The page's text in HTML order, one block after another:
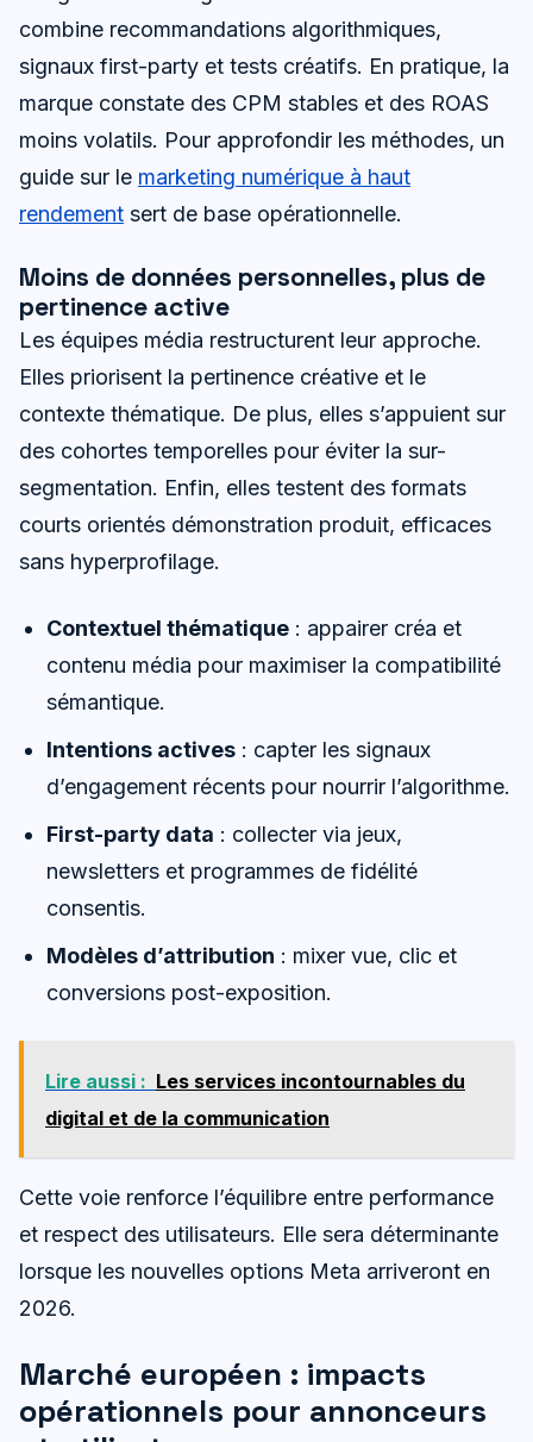
combine recommandations algorithmiques,
signaux first-party et tests créatifs. En pratique, la
marque constate des CPM stables et des ROAS
moins volatils. Pour approfondir les méthodes, un
guide sur le marketing numérique à haut
rendement sert de base opérationnelle.
Moins de données personnelles, plus de
pertinence active
Les équipes média restructurent leur approche.
Elles priorisent la pertinence créative et le
contexte thématique. De plus, elles s’appuient sur
des cohortes temporelles pour éviter la sur-
segmentation. Enfin, elles testent des formats
courts orientés démonstration produit, efficaces
sans hyperprofilage.
Contextuel thématique : appairer créa et
contenu média pour maximiser la compatibilité
sémantique.
Intentions actives : capter les signaux
d’engagement récents pour nourrir l’algorithme.
First-party data : collecter via jeux,
newsletters et programmes de fidélité
consentis.
Modèles d’attribution : mixer vue, clic et
conversions post-exposition.
Lire aussi : Les services incontournables du
digital et de la communication
Cette voie renforce l’équilibre entre performance
et respect des utilisateurs. Elle sera déterminante
lorsque les nouvelles options Meta arriveront en
2026.
Marché européen : impacts
opérationnels pour annonceurs